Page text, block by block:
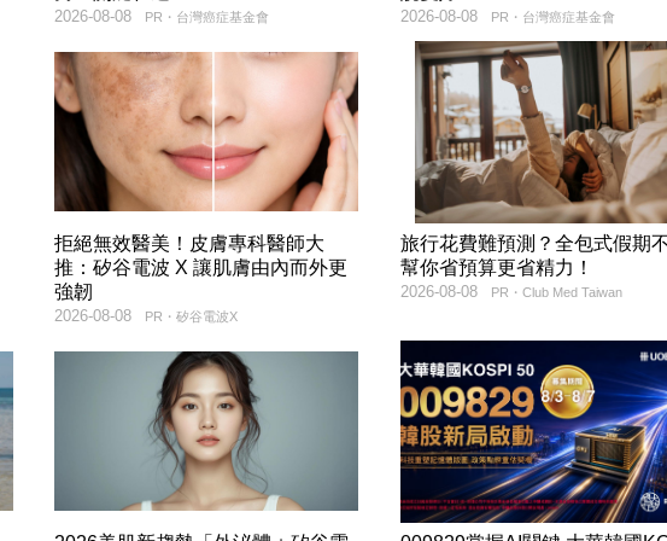
PR・台灣癌症基金會
2026-08-08 PR・台灣癌症基金會
2026-08-08
拒絕無效醫美！皮膚專科醫師大
推：矽谷電波 X 讓肌膚由內而外更
強韌
PR・矽谷電波X
2026-08-08
旅行花費難預測？全包式假期
幫你省預算更省精力！
PR・Club Med Taiwan
2026-08-08